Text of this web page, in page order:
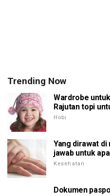
Trending Now
Wardrobe
Rajutan topi
Hobi
Yang dirawat
jawab untuk
Kesehatan
Dokumen